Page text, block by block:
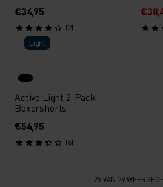
€34,95
(2)
Light
Active Light 2-Pack
Boxershorts
€54,95
(6)
29 VAN 29